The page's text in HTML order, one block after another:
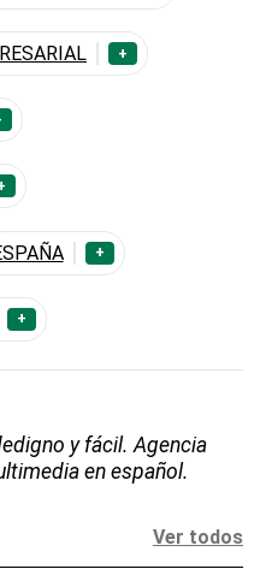
+
+
+
y fácil. Agencia
en español.
Ver todos